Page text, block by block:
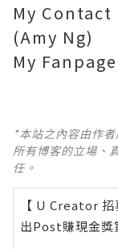
My Contact
(Amy Ng)
My
*本站之內容由作
所有博客的立場、
任。
【 U Creator 招
出Post賺現金獎